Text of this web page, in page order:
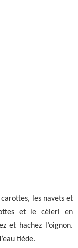
les navets et
et le céleri en
et hachez l’oignon.
tiède.